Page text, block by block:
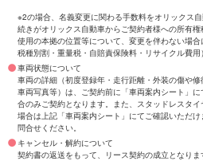
※2の場合、名義変更に関わる手数料をオリックス
続きがオリックス自動車からご契約者様への所有
使用の本拠の位置等について、変更を伴わない場
税種別割・重量税・自賠責保険料・リサイクル費用
車両状態について
車両の詳細（初度登録年・走行距離・外装の傷や
車両写真等）は、ご契約前に「車両案内シート」
合のみご契約となります。また、スタッドレスタ
場合は上記「車両案内シート」にてご確認いただ
問合せください。
キャンセル・解約について
契約書の返送をもって、リース契約の成立となり